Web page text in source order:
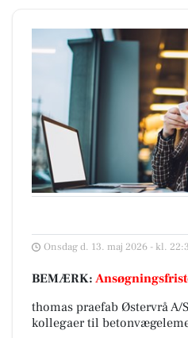
Onsdag d. 13. maj 2026 - kl.
BEMÆRK:
thomas praefab Østervrå A/
kollegaer til